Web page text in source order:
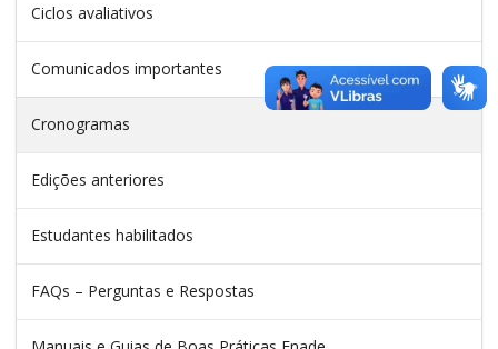
Ciclos avaliativos
Comunicados importantes
Cronogramas
Edições anteriores
Estudantes habilitados
FAQs – Perguntas e Respostas